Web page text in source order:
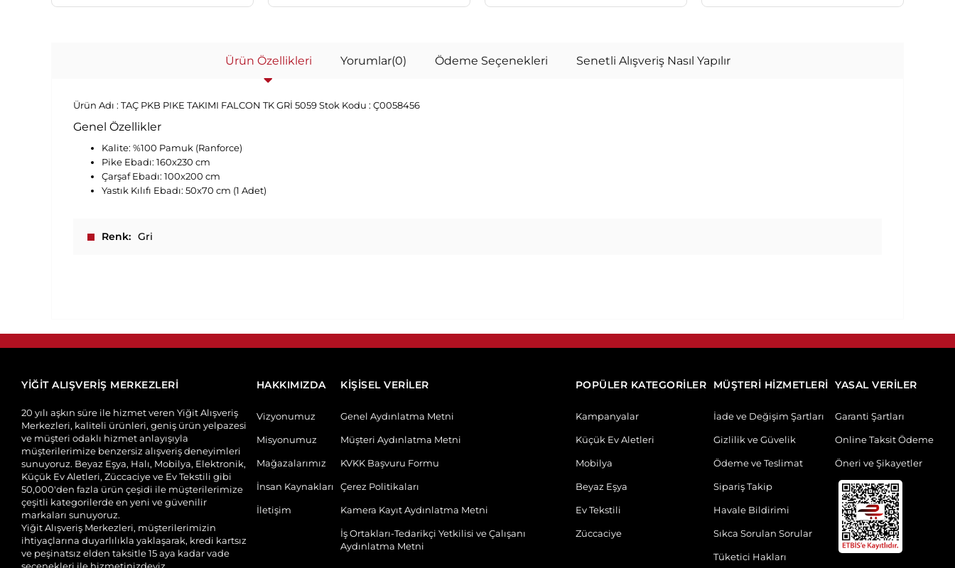
Ürün Özellikleri Yorumlar(0) Ödeme Seçenekleri Senetli Alışveriş Nasıl Yapılır
Ürün Adı : TAÇ PKB PIKE TAKIMI FALCON TK GRİ 5059 Stok Kodu : Ç0058456
Genel Özellikler
Kalite: %100 Pamuk (Ranforce)
Pike Ebadı: 160x230 cm
Çarşaf Ebadı: 100x200 cm
Yastık Kılıfı Ebadı: 50x70 cm (1 Adet)
Renk Gri
YİĞİT ALIŞVERİŞ MERKEZLERİ
20 yılı aşkın süre ile hizmet veren Yiğit Alışveriş
Merkezleri, kaliteli ürünleri, geniş ürün yelpazesi
ve müşteri odaklı hizmet anlayışıyla
müşterilerimize benzersiz alışveriş deneyimleri
sunuyoruz. Beyaz Eşya, Halı, Mobilya, Elektronik,
Küçük Ev Aletleri, Züccaciye ve Ev Tekstili gibi
50,000'den fazla ürün çeşidi ile müşterilerimize
çeşitli kategorilerde en yeni ve güvenilir
markaları sunuyoruz.
Yiğit Alışveriş Merkezleri, müşterilerimizin
ihtiyaçlarına duyarlılıkla yaklaşarak, kredi kartsız
ve peşinatsız elden taksitle 15 aya kadar vade
HAKKIMIZDA
Vizyonumuz
Misyonumuz
Mağazalarımız
İnsan Kaynakları
İletişim
KİŞİSEL VERİLER
Genel Aydınlatma Metni
Müşteri Aydınlatma Metni
KVKK Başvuru Formu
Çerez Politikaları
Kamera Kayıt Aydınlatma Metni
İş Ortakları-Tedarikçi Yetkilisi ve Çalışanı
Aydınlatma Metni
POPÜLER KATEGORİLER
Kampanyalar
Küçük Ev Aletleri
Mobilya
Beyaz Eşya
Ev Tekstili
Züccaciye
MÜŞTERİ HİZMETLERİ
İade ve Değişim Şartları
Gizlilik ve Güvelik
Ödeme ve Teslimat
Sipariş Takip
Havale Bildirimi
Sıkca Sorulan Sorular
Tüketici Hakları
YASAL VERİLER
Garanti Şartları
Online Taksit Ödeme
Öneri ve Şikayetler